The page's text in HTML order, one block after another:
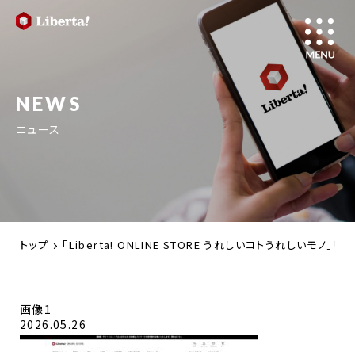
NEWS
ニュース
トップ 「Liberta! ONLINE STORE うれしいコトうれしいモノ」リ
画像1
2026.05.26